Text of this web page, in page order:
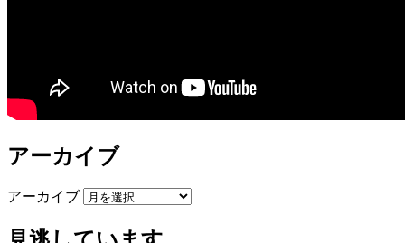
アーカイブ
アーカイブ